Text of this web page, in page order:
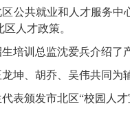
公共就业和人才服务
人才政策。
培训总监沈爱兵介绍了
坤、胡乔、吴伟共同为
表颁发市北区“校园人才